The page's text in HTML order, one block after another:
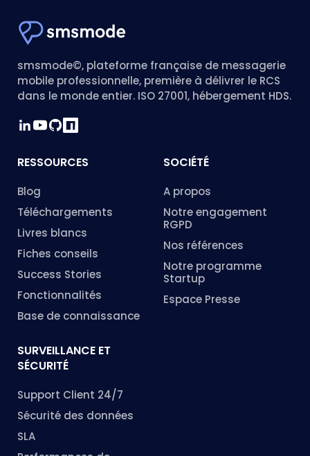
smsmode©, plateforme française de messagerie
mobile professionnelle, première à délivrer le RCS
dans le monde entier. ISO 27001, hébergement HDS.
RESSOURCES
Blog
Téléchargements
Livres blancs
Fiches conseils
Success Stories
Fonctionnalités
Base de connaissance
SOCIÉTÉ
A propos
Notre engagement
RGPD
Nos références
Notre programme
Startup
Espace Presse
SURVEILLANCE ET
SÉCURITÉ
Support Client 24/7
Sécurité des données
SLA